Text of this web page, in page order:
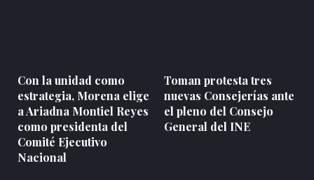
Con la unidad como
estrategia, Morena elige
a Ariadna Montiel Reyes
como presidenta del
Comité Ejecutivo
Nacional
Toman protesta tres
nuevas Consejerías ante
el pleno del Consejo
General del INE